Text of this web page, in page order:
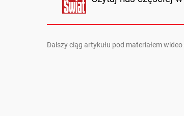
Dalszy ciąg artykułu pod materiałem wideo